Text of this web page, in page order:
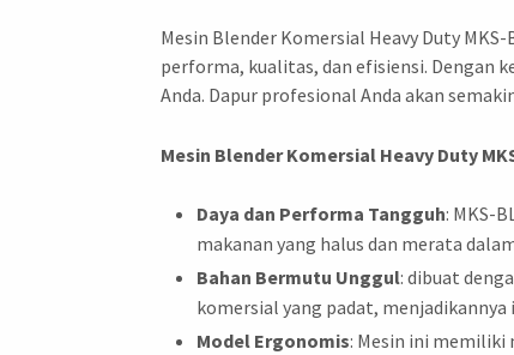
Mesin Blender Komersial Heavy Duty
performa, kualitas, dan efisiensi. Dengan
Anda. Dapur profesional Anda akan
Mesin Blender Komersial Heavy Duty
Daya dan Performa Tangguh: MKS-
makanan yang halus dan merata
Bahan Bermutu Unggul: dibuat
komersial yang padat, menjadikannya
Model Ergonomis: Mesin ini